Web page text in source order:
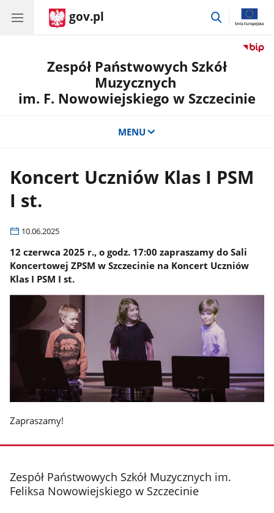
gov.pl
przejdź
Zespół Państwowych Szkół
Muzycznych
im. F. Nowowiejskiego w Szczecinie
MENU
Koncert Uczniów Klas I PSM
I st.
10.06.2025
12 czerwca 2025 r., o godz. 17:00 zapraszamy do Sali
Koncertowej ZPSM w Szczecinie na Koncert Uczniów
Klas I PSM I st.
Zapraszamy!
stopka
Zespół Państwowych Szkół Muzycznych im.
Feliksa Nowowiejskiego w Szczecinie